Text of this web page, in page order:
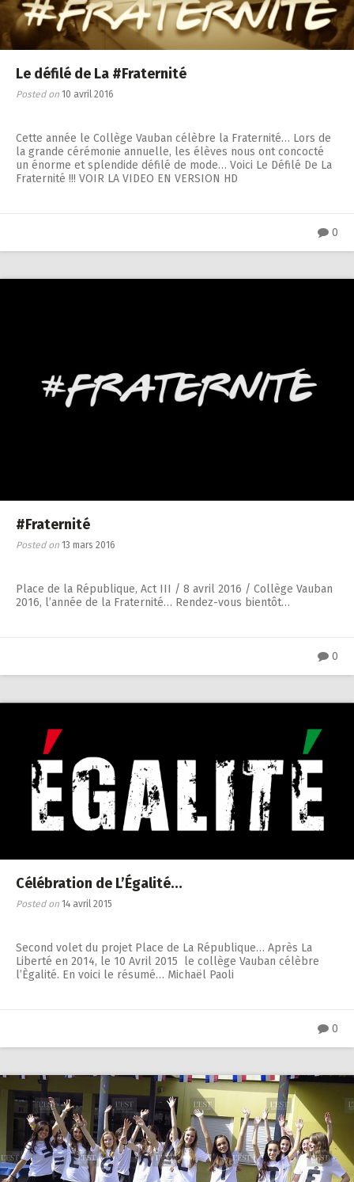
Le défilé de La #Fraternité
Posted on 10 avril 2016
Cette année le Collège Vauban célèbre la Fraternité… Lors de
la grande cérémonie annuelle, les élèves nous ont concocté
un énorme et splendide défilé de mode… Voici Le Défilé De La
Fraternité !!! VOIR LA VIDEO EN VERSION HD
0
#Fraternité
Posted on 13 mars 2016
Place de la République, Act III / 8 avril 2016 / Collège Vauban
2016, l’année de la Fraternité… Rendez-vous bientôt…
0
Célébration de L’Égalité…
Posted on 14 avril 2015
Second volet du projet Place de La République… Après La
Liberté en 2014, le 10 Avril 2015 le collège Vauban célèbre
l’Ègalité. En voici le résumé… Michaël Paoli
0